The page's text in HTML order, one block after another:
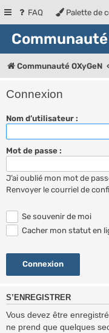
FAQ Palette de
Communauté
Communauté OXyGeN
Connexion
Nom d’utilisateur :
Mot de passe :
J’ai oublié mon mot de
Renvoyer le courriel de
Se souvenir de moi
Cacher mon statut en
S’ENREGISTRER
Vous devez être
ne prend que quelques